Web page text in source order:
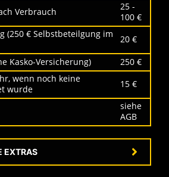
Verbrauch
25 -
100 €
(250 € Selbstbeteilgung im
20 €
Kasko-Versicherung)
250 €
wenn noch keine
wurde
15 €
siehe
AGB
EXTRAS